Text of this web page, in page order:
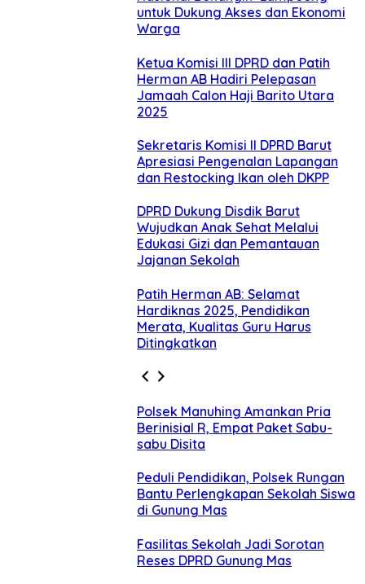
untuk Dukung Akses dan Ekonomi
Warga
Ketua Komisi III DPRD dan Patih
Herman AB Hadiri Pelepasan
Jamaah Calon Haji Barito Utara
2025
Sekretaris Komisi II DPRD Barut
Apresiasi Pengenalan Lapangan
dan Restocking Ikan oleh DKPP
DPRD Dukung Disdik Barut
Wujudkan Anak Sehat Melalui
Edukasi Gizi dan Pemantauan
Jajanan Sekolah
Patih Herman AB: Selamat
Hardiknas 2025, Pendidikan
Merata, Kualitas Guru Harus
Ditingkatkan
Polsek Manuhing Amankan Pria
Berinisial R, Empat Paket Sabu-
sabu Disita
Peduli Pendidikan, Polsek Rungan
Bantu Perlengkapan Sekolah Siswa
di Gunung Mas
Fasilitas Sekolah Jadi Sorotan
Reses DPRD Gunung Mas